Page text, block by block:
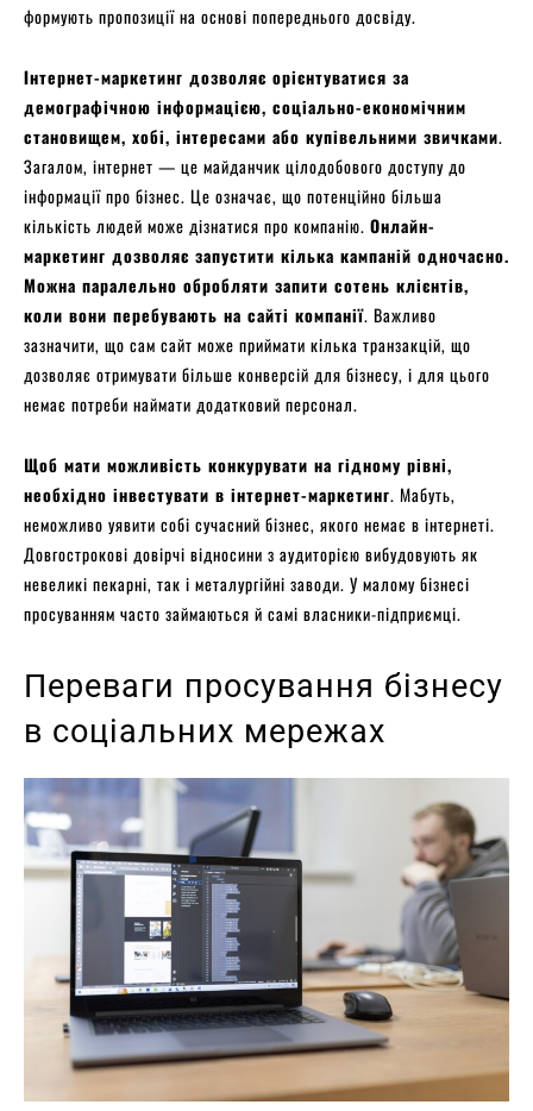
формують пропозиції на основі попереднього досвіду.
Інтернет-маркетинг дозволяє орієнтуватися за
демографічною інформацією, соціально-економічним
становищем, хобі, інтересами або купівельними звичками.
Загалом, інтернет — це майданчик цілодобового доступу до
інформації про бізнес. Це означає, що потенційно більша
кількість людей може дізнатися про компанію. Онлайн-
маркетинг дозволяє запустити кілька кампаній одночасно.
Можна паралельно обробляти запити сотень клієнтів,
коли вони перебувають на сайті компанії. Важливо
зазначити, що сам сайт може приймати кілька транзакцій, що
дозволяє отримувати більше конверсій для бізнесу, і для цього
немає потреби наймати додатковий персонал.
Щоб мати можливість конкурувати на гідному рівні,
необхідно інвестувати в інтернет-маркетинг. Мабуть,
неможливо уявити собі сучасний бізнес, якого немає в інтернеті.
Довгострокові довірчі відносини з аудиторією вибудовують як
невеликі пекарні, так і металургійні заводи. У малому бізнесі
просуванням часто займаються й самі власники-підприємці.
Переваги просування бізнесу
в соціальних мережах